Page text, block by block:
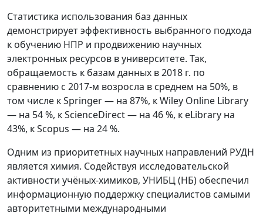
Статистика использования баз данных
демонстрирует эффективность выбранного подхода
к обучению НПР и продвижению научных
электронных ресурсов в университете. Так,
обращаемость к базам данных в 2018 г. по
сравнению с 2017-м возросла в среднем на 50%, в
том числе к Springer — на 87%, к Wiley Online Library
— на 54 %, к ScienceDirect — на 46 %, к eLibrary на
43%, к Scopus — на 24 %.
Одним из приоритетных научных направлений РУДН
является химия. Содействуя исследовательской
активности учёных-химиков, УНИБЦ (НБ) обеспечил
информационную поддержку специалистов самыми
авторитетными международными